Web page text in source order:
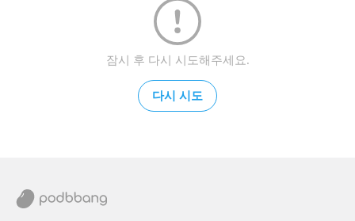
잠시 후 다시 시도해주세요.
다시 시도